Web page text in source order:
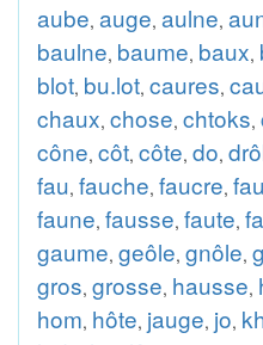
aube, auge, aulne,
baulne, baume, baux,
blot, bu.lot, caures,
chaux, chose, chtoks,
cône, côt, côte, do,
fau, fauche, faucre,
faune, fausse, faute,
gaume, geôle, gnôle,
gros, grosse, hausse,
hom, hôte, jauge, jo,